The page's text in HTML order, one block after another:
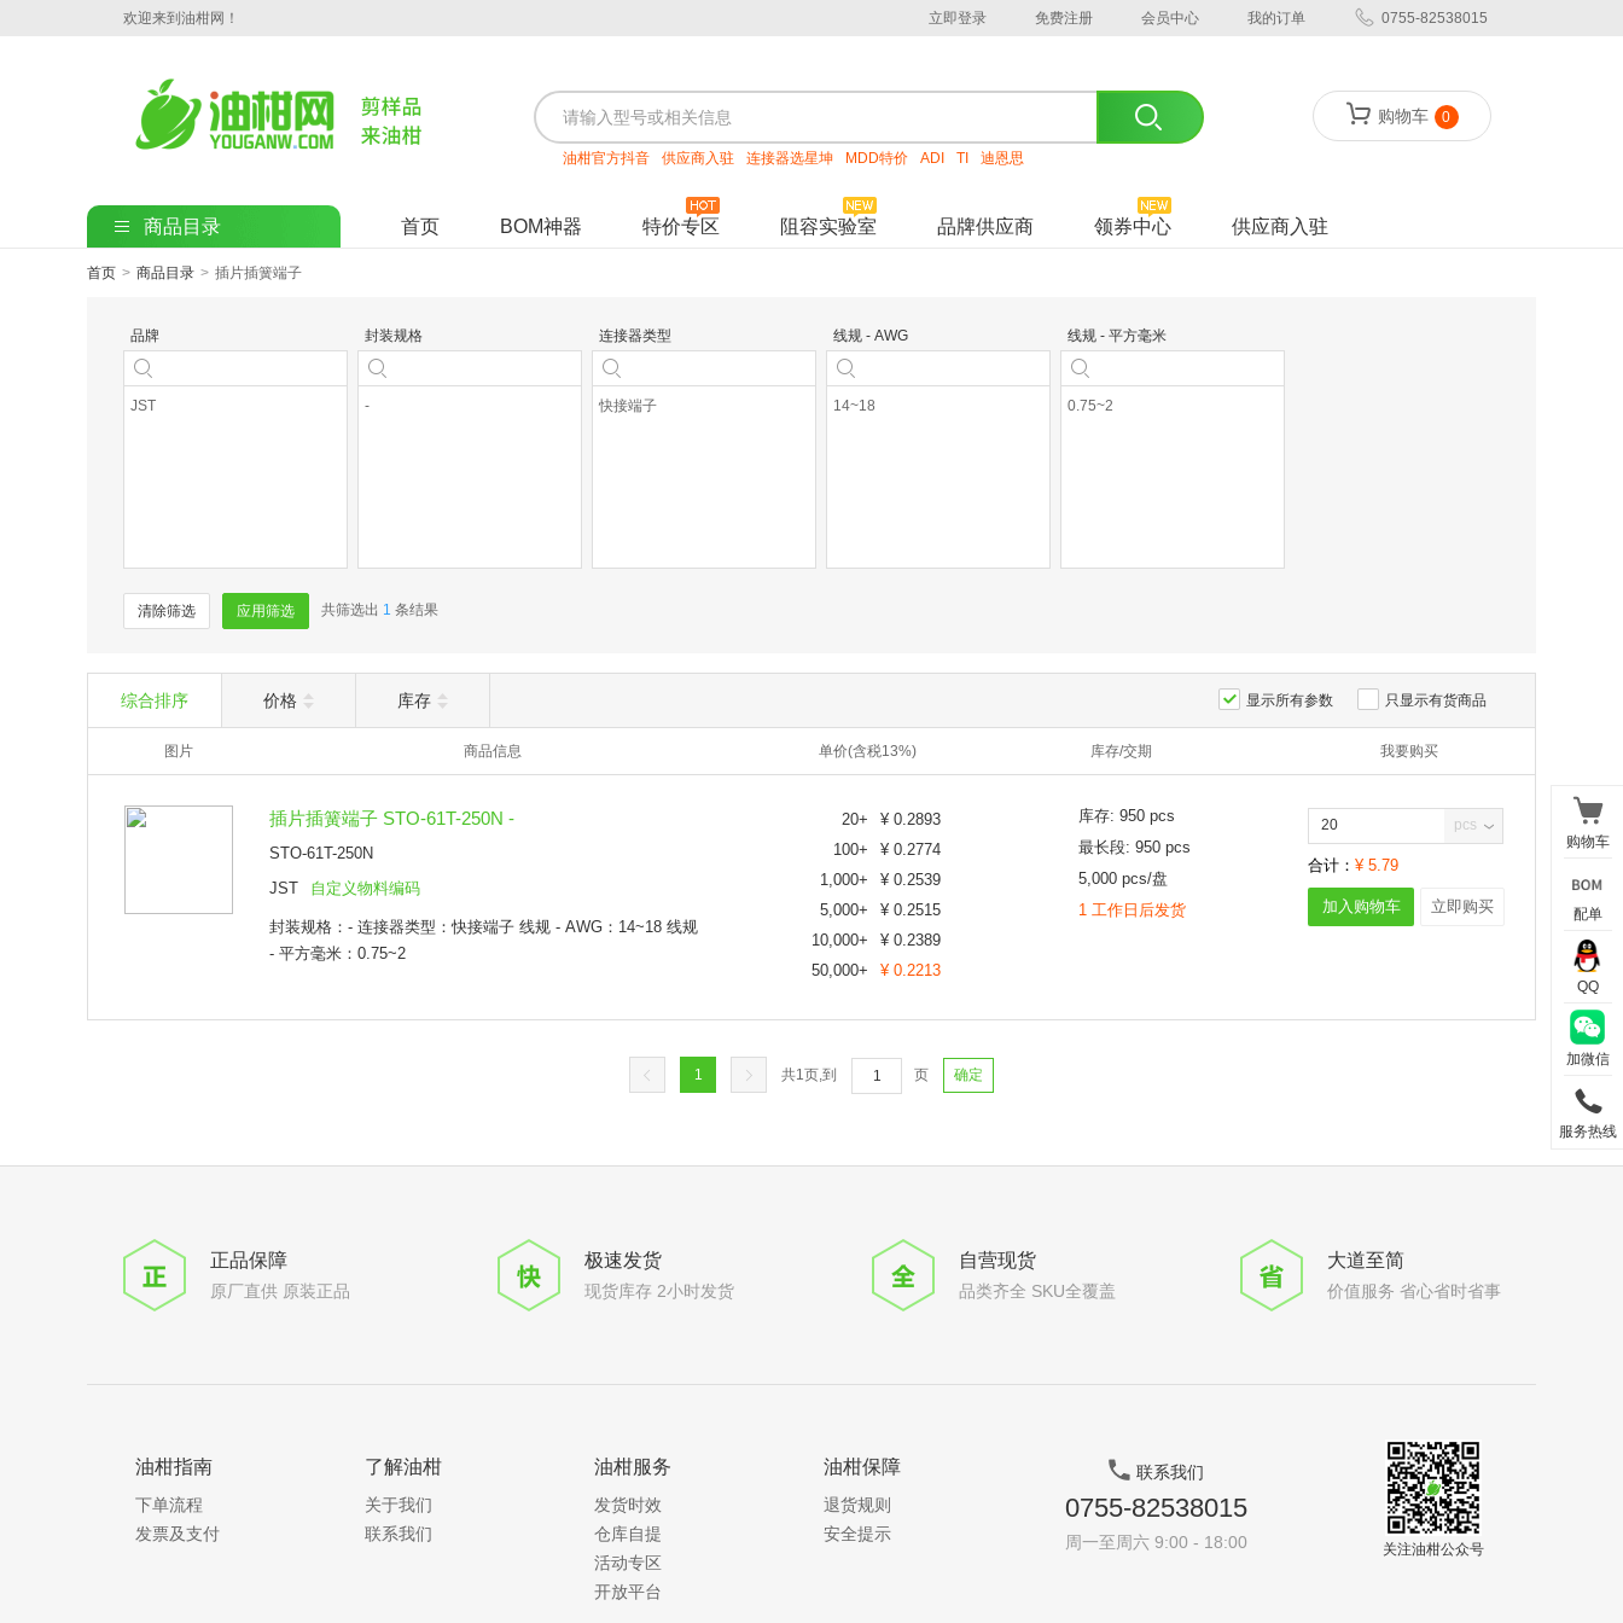
欢迎来到油柑网！ 立即登录 免费注册 会员中心 我的订单 0755-82538015
油柑官方抖音 供应商入驻 连接器选星坤 MDD特价 ADI TI 迪恩思
购物车 0
商品目录 首页 BOM神器 特价专区 阻容实验室 品牌供应商 领券中心 供应商入驻
首页 > 商品目录 > 插片插簧端子
品牌
JST
封装规格
-
连接器类型
快接端子
线规 - AWG
14~18
线规 - 平方毫米
0.75~2
清除筛选 应用筛选 共筛选出 1 条结果
综合排序 价格 库存 显示所有参数 只显示有货商品
图片 商品信息 单价(含税13%) 库存/交期 我要购买
插片插簧端子 STO-61T-250N -
STO-61T-250N
JST
自定义物料编码
封装规格：- 连接器类型：快接端子 线规 - AWG：14~18 线规
- 平方毫米：0.75~2
20+ ¥ 0.2893
100+ ¥ 0.2774
1,000+ ¥ 0.2539
5,000+ ¥ 0.2515
10,000+ ¥ 0.2389
50,000+ ¥ 0.2213
库存: 950 pcs
最长段: 950 pcs
5,000 pcs/盘
1 工作日后发货
pcs
合计： ¥ 5.79
加入购物车 立即购买
1 共1页,到 页 确定
正品保障
原厂直供 原装正品
极速发货
现货库存 2小时发货
自营现货
品类齐全 SKU全覆盖
大道至简
价值服务 省心省时省事
油柑指南
下单流程
发票及支付
了解油柑
关于我们
联系我们
油柑服务
发货时效
仓库自提
活动专区
开放平台
油柑保障
退货规则
安全提示
联系我们
0755-82538015
周一至周六 9:00 - 18:00 关注油柑公众号
购物车
配单
QQ
加微信
服务热线